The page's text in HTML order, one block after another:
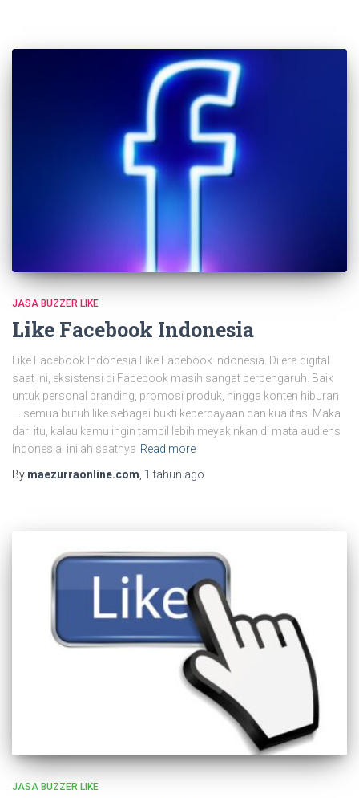
JASA BUZZER LIKE
Like Facebook Indonesia
Like Facebook Indonesia Like Facebook Indonesia. Di era digital
saat ini, eksistensi di Facebook masih sangat berpengaruh. Baik
untuk personal branding, promosi produk, hingga konten hiburan
— semua butuh like sebagai bukti kepercayaan dan kualitas. Maka
dari itu, kalau kamu ingin tampil lebih meyakinkan di mata audiens
Indonesia, inilah saatnya Read more
By maezurraonline.com, 1 tahun ago
JASA BUZZER LIKE